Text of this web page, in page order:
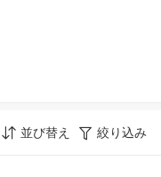
並び替え 絞り込み